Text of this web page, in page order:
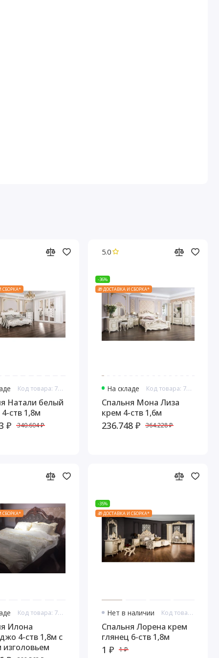
СБОРКА*
Код товара: 7611
Натали белый
ств 1,8м
₽ 340.604 ₽
5.0
-36%
🎁 ДОСТАВКА И СБОРКА*
На складе Код товара: 7640
Спальня Мона Лиза
крем 4-ств 1,6м
236.748 ₽ 364.228 ₽
СБОРКА*
Код товара: 7645
Илона
4-ств 1,8м с
изголовьем
-35%
🎁 ДОСТАВКА И СБОРКА*
Нет в наличии Код товара: 7655
Спальня Лорена крем
глянец 6-ств 1,8м
1 ₽ 1 ₽